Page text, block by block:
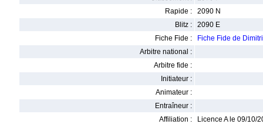
Rapide :
2090 N
Blitz :
2090 E
Fiche Fide :
Fiche Fide de
Arbitre national :
Arbitre fide :
Initiateur :
Animateur :
Entraîneur :
Affiliation :
Licence A le 09/10/